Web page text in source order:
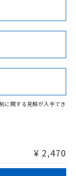
Cr(VI)
ます。
に関する見解が入手でき
¥ 2,470